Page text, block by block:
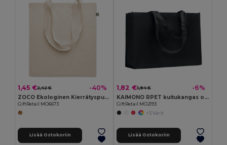
1,45 €2,42 € -40%
ZOCO Ekologinen Kierrätyspuuvillainen Ostoskassi
GiftRetail MO6673
Lisää Ostokoriin
1,82 €1,94 € -6%
KAIMONO RPET kuitukangas ostoskassi
GiftRetail MO2193
+3 Värit
Lisää Ostokoriin